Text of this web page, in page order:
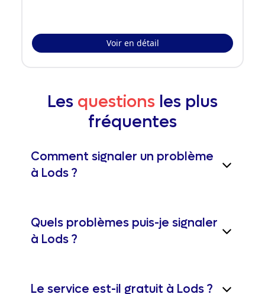
Voir en détail
Les questions les plus
fréquentes
Comment signaler un problème
à Lods ?
Quels problèmes puis-je signaler
à Lods ?
Le service est-il gratuit à Lods ?